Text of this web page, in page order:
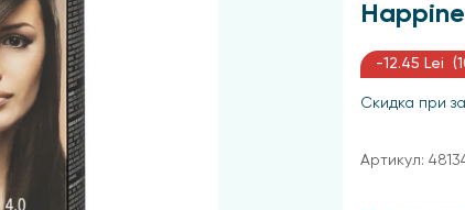
-12.45 Lei
Скидка при
Артикул: